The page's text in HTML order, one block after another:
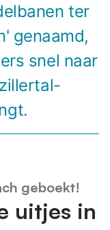
ter
genaamd,
snel naar
geboekt!
uitjes in